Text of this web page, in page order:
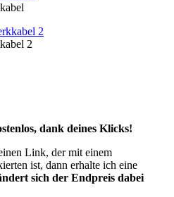
2
dank deines Klicks!
Link, der mit einem
ist, dann erhalte ich eine
sich der Endpreis dabei